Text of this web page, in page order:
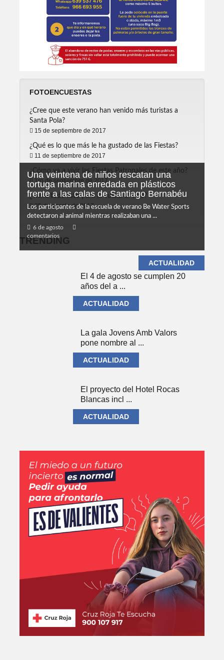
FOTOENCUESTAS
¿Cree que este verano han venido más turistas a
Santa Pola?
15 de septiembre de 2017
¿Qué es lo que más le ha gustado de las Fiestas?
11 de septiembre de 2017
¿Cómo va a vivir las Fiestas Patronales de este año?
1ro de septiembre de 2017
¿Tiene todo listo para la vuelta al cole?
25 de agosto de 2017
TRENDING
ACTUALIDAD
Una veintena de niños rescatan una
tortuga marina enredada en plásticos
frente a las calas de Santiago Bernabéu
Los participantes de la escuela de verano Be Water Sports
detectaron al animal mientras realizaban una ...
6 de agosto
comentarios
El 4 de agosto se cumplen 20
años del a ...
ACTUALIDAD
La gala Jovens Amb Valors
pone nombre al ...
ACTUALIDAD
El proyecto del Hotel Rocas
Blancas incl ...
ACTUALIDAD